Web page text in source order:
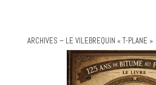
ARCHIVES – LE VILEBREQUIN « T-PLANE »